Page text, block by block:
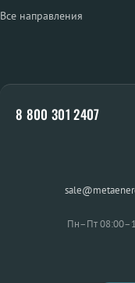
Все направления
8 800 301 2407
Пн–Пт